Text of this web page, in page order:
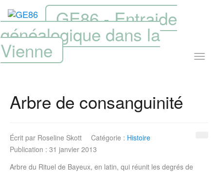
GE86 - Entraide
généalogique dans la
Vienne
Arbre de consanguinité
Écrit par Roseline Skott Catégorie : Histoire
Publication : 31 janvier 2013
Arbre du Rituel de Bayeux, en latin, qui réunit les degrés de